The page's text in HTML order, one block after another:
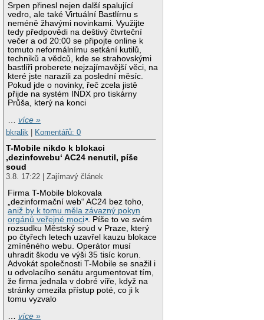
Srpen přinesl nejen další spalující
vedro, ale také Virtuální Bastlírnu s
neméně žhavými novinkami. Využijte
tedy předpovědi na deštivý čtvrteční
večer a od 20:00 se připojte online k
tomuto neformálnímu setkání kutilů,
techniků a vědců, kde se strahovskými
bastlíři proberete nejzajímavější věci, na
které jste narazili za poslední měsíc.
Pokud jde o novinky, řeč zcela jistě
přijde na systém INDX pro tiskárny
Průša, který na konci
…více »
bkralik
Komentářů: 0
T-Mobile nikdo k blokaci
‚dezinfowebu‘ AC24 nenutil, píše
soud
3.8. 17:22 | Zajímavý článek
Firma T-Mobile blokovala
„dezinformační web“ AC24 bez toho,
aniž by k tomu měla závazný pokyn
orgánů veřejné moci . Píše to ve svém
rozsudku Městský soud v Praze, který
po čtyřech letech uzavřel kauzu blokace
zmíněného webu. Operátor musí
uhradit škodu ve výši 35 tisíc korun.
Advokát společnosti T-Mobile se snažil i
u odvolacího senátu argumentovat tím,
že firma jednala v dobré víře, když na
stránky omezila přístup poté, co ji k
tomu vyzvalo
…více »